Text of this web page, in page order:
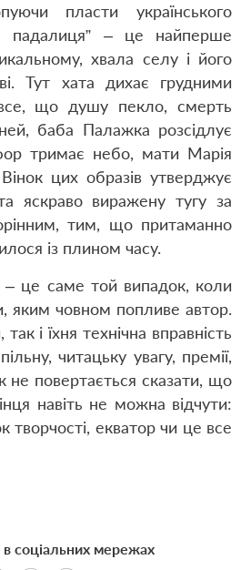
пласти українського
падалиця” – це найперше
хвала селу і його
Тут хата дихає грудними
що душу пекло, смерть
баба Палажка розсідлує
тримає небо, мати Марія
цих образів утверджує
яскраво виражену тугу за
тим, що притаманно
із плином часу.
– це саме той випадок, коли
яким човном попливе автор.
і їхня технічна вправність
читацьку увагу, премії,
не повертається сказати, що
навіть не можна відчути:
творчості, екватор чи це все
соціальних мережах